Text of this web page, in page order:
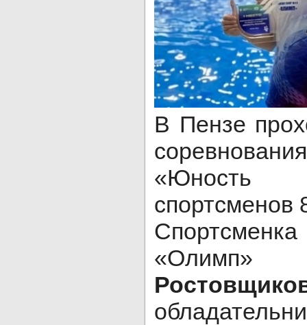
В Пензе
«Юность
спортсменов